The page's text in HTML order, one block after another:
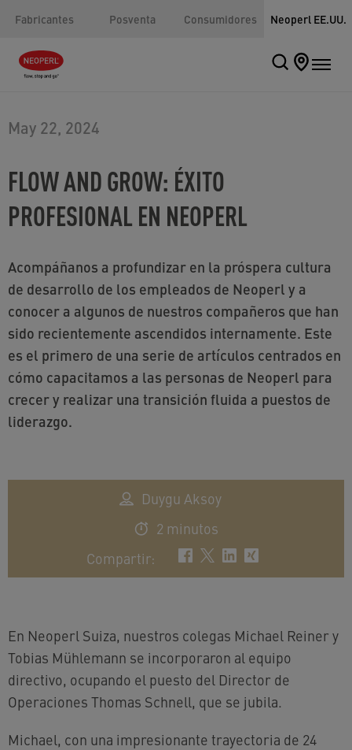
Fabricantes Posventa Consumidores Neoperl EE.UU.
May 22, 2024
FLOW AND GROW: ÉXITO
PROFESIONAL EN NEOPERL
Acompáñanos a profundizar en la próspera cultura
de desarrollo de los empleados de Neoperl y a
conocer a algunos de nuestros compañeros que han
sido recientemente ascendidos internamente. Este
es el primero de una serie de artículos centrados en
cómo capacitamos a las personas de Neoperl para
crecer y realizar una transición fluida a puestos de
liderazgo.
Duygu Aksoy
2 minutos
Compartir:
En Neoperl Suiza, nuestros colegas Michael Reiner y
Tobias Mühlemann se incorporaron al equipo
directivo, ocupando el puesto del Director de
Operaciones Thomas Schnell, que se jubila.
Michael, con una impresionante trayectoria de 24